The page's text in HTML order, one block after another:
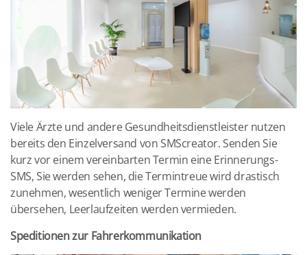
Viele Ärzte und andere Gesundheitsdienstleister nutzen
bereits den Einzelversand von SMScreator. Senden Sie
kurz vor einem vereinbarten Termin eine Erinnerungs-
SMS, Sie werden sehen, die Termintreue wird drastisch
zunehmen, wesentlich weniger Termine werden
übersehen, Leerlaufzeiten werden vermieden.
Speditionen zur Fahrerkommunikation